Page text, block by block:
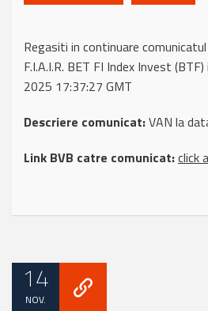
Regasiti in continuare
F.I.A.I.R. BET FI Index Invest
2025 17:37:27 GMT
Descriere comunicat:VAN la
Link BVB catre comunicat:click
14
NOV.